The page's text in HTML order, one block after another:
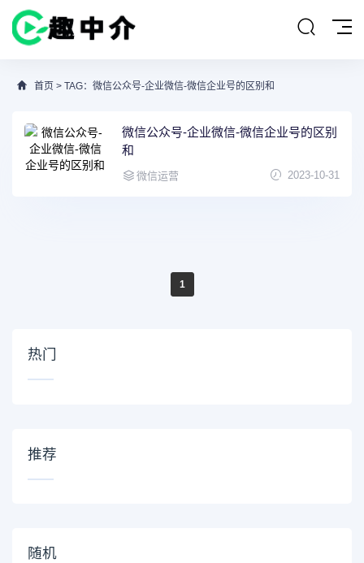
首页 > TAG：微信公众号-企业微信-微信企业号的区别和
微信公众号-企业微信-微信企业号的区别
和
微信运营 2023-10-31
1
热门
推荐
随机